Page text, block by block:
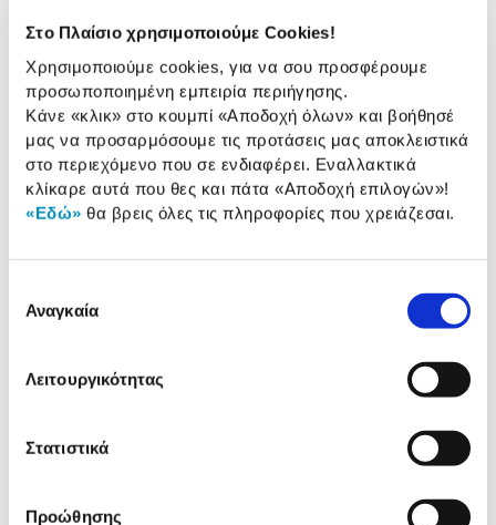
Στο Πλαίσιο χρησιμοποιούμε Cookies!
Χρησιμοποιούμε cookies, για να σου προσφέρουμε
προσωποποιημένη εμπειρία περιήγησης.
Κάνε «κλικ» στο κουμπί «Αποδοχή όλων» και βοήθησέ
μας να προσαρμόσουμε τις προτάσεις μας αποκλειστικά
στο περιεχόμενο που σε ενδιαφέρει. Εναλλακτικά
κλίκαρε αυτά που θες και πάτα «Αποδοχή επιλογών»!
«Εδώ» θα βρεις όλες τις πληροφορίες που χρειάζεσαι.
συγκατάθεσης
Αναγκαία
Λειτουργικότητας
Στατιστικά
Προώθησης
Ψυγειοκαταψύκτης της Samsung με Digital Inverter
Compressor για υψηλές αποδόσεις! Έχει συρτάρι
Humidity Fresh, ώστε τα φρούτα και τα λαχανικά
σου να διατηρούνται φρέσκα!
2 έτη στη συσκευή & 10 έτη στο μοτέρ
Χαρακτηριστικά
185,30 cm x 59,50 cm x
E
Full No Frost